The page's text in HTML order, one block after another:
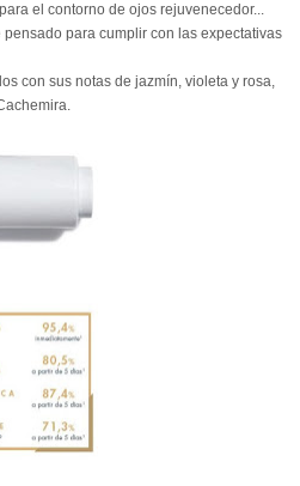
el contorno de ojos rejuvenecedor...
para cumplir con las expectativas
con sus notas de jazmín, violeta y rosa,